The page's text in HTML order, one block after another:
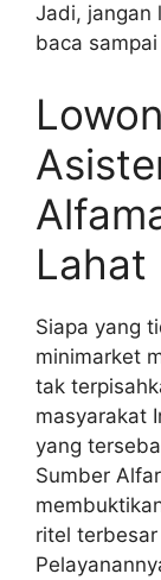
Jadi, jangan
baca
Lahat
Siapa yang
minimarket
tak
masyarakat
yang
Sumber
ritel